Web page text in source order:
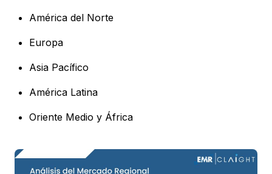
América del Norte
Europa
Asia Pacífico
América Latina
Oriente Medio y África